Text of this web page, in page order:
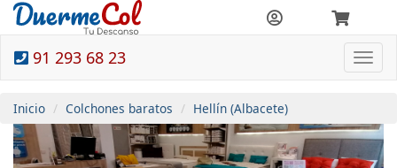
91 293 68 23
Inicio Colchones baratos Hellín (Albacete)